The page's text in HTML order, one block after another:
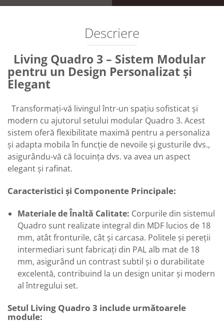
Descriere
Living Quadro 3 – Sistem Modular
pentru un Design Personalizat și
Elegant
Transformați-vă livingul într-un spațiu sofisticat și
modern cu ajutorul setului modular Quadro 3. Acest
sistem oferă flexibilitate maximă pentru a personaliza
și adapta mobila în funcție de nevoile și gusturile dvs.,
asigurându-vă că locuința dvs. va avea un aspect
elegant și rafinat.
Caracteristici și Componente Principale:
Materiale de Înaltă Calitate: Corpurile din sistemul
Quadro sunt realizate integral din MDF lucios de 18
mm, atât fronturile, cât și carcasa. Politele și pereții
intermediari sunt fabricați din PAL alb mat de 18
mm, asigurând un contrast subtil și o durabilitate
excelentă, contribuind la un design unitar și modern
al întregului set.
Setul Living Quadro 3 include următoarele
module: